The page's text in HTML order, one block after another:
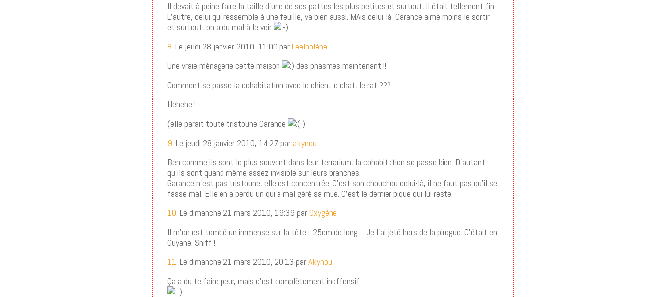
Il devait à peine faire la taille d’une de ses pattes les plus petites et surtout, il était tellement fin.
L’autre, celui qui ressemble à une feuille, va bien aussi. MAis celui-là, Garance aime moins le sortir
et surtout, on a du mal à le voir
8. Le jeudi 28 janvier 2010, 11:00 parLeeloolène
Une vraie ménagerie cette maison
des phasmes maintenant !!
Comment se passe la cohabitation avec le chien, le chat, le rat ???
Hehehe !
(elle parait toute tristoune Garance
)
9. Le jeudi 28 janvier 2010, 14:27 par akynou
Ben comme ils sont le plus souvent dans leur terrarium, la cohabitation se passe bien. D’autant
qu’ils sont quand même assez invisible sur leurs branches.
Garance n’est pas tristoune, elle est concentrée. C’est son chouchou celui-là, il ne faut pas qu’il se
fasse mal. Elle en a perdu un qui a mal géré sa mue. C’est le dernier pique qui lui reste.
10. Le dimanche 21 mars 2010, 19:39 parOxygène
Il m’en est tombé un immense sur la tête…25cm de long… Je l’ai jeté hors de la pirogue. C’était en
Guyane. Sniff !
11. Le dimanche 21 mars 2010, 20:13 parAkynou
Ça a du te faire peur, mais c’est complètement inoffensif.